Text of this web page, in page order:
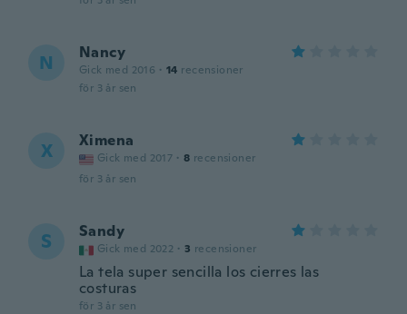
N Nancy
Gick med 2016 · 14 recensioner
för 3 år sen
X Ximena
Gick med 2017 · 8 recensioner
för 3 år sen
S Sandy
Gick med 2022 · 3 recensioner
La tela super sencilla los cierres las
costuras
för 3 år sen